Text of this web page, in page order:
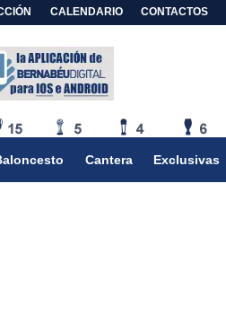
CALENDARIO CONTACTOS
Cantera Exclusivas